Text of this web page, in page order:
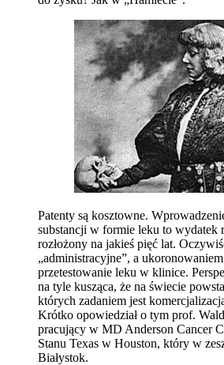
Patenty są kosztowne.
substancji w formie leku to wydatek
rozłożony na jakieś pięć lat.
„administracyjne”, a
przetestowanie leku w klinice.
na tyle kusząca, że na świecie
których zadaniem jest
Krótko opowiedział o tym prof.
pracujący w MD Anderson Cancer
Stanu Texas w Houston, który w
Białystok.